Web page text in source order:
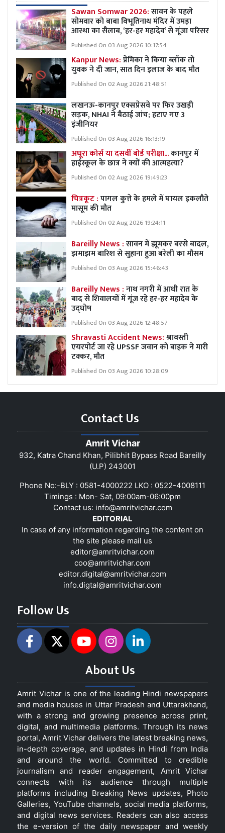
Sawan Somwar 2026:सावन के पहले
सोमवार को बाबा विभूतिनाथ मंदिर में उमड़ा
आस्था का सैलाब, ‘हर-हर महादेव’ से गूंजा परिसर
Published On 03 Aug 2026 10:17:54
Kanpur News:प्रेमिका ने किया ब्लॉक तो
युवक ने दी जान, सात दिन इलाज के बाद मौत
Published On 02 Aug 2026 21:48:51
लखनऊ-कानपुर एक्सप्रेसवे पर फिर उखड़ी
सड़क, NHAI ने बैठाई जांच; हटाए गए 3
इंजीनियर
Published On 03 Aug 2026 16:13:19
अधूरा कोर्स या दसवीं बोर्ड परीक्षा...कानपुर में
हाईस्कूल के छात्र ने क्यों की आत्महत्या?
Published On 02 Aug 2026 19:49:23
चित्रकूट :पागल कुत्ते के हमले में घायल इकलौते
मासूम की मौत
Published On 02 Aug 2026 19:24:11
Bareilly News :सावन में झूमकर बरसे बादल,
झमाझम बारिश से सुहाना हुआ बरेली का मौसम
Published On 03 Aug 2026 15:46:43
Bareilly News :नाथ नगरी में आधी रात के
बाद से शिवालयों में गूंज रहे हर-हर महादेव के
उद्घोष
Published On 03 Aug 2026 12:48:57
Shravasti Accident News:श्रावस्ती
एयरपोर्ट जा रहे UPSSF जवान को बाइक ने मारी
टक्कर, मौत
Published On 03 Aug 2026 10:28:09
Contact Us
Amrit Vichar
932, Katra Chand Khan, Pilibhit Bypass Road Bareilly
(U.P) 243001
Phone No:-BLY : 0581-4000222 LKO : 0522-4008111
Timings : Mon- Sat, 09:00am-06:00pm
Contact us: info@amritvichar.com
EDITORIAL
In case of any information regarding the content on
the site please mail us
editor@amritvichar.com
coo@amritvichar.com
editor.digital@amritvichar.com
info.digtal@amritvichar.com
Follow Us
About Us
Amrit Vichar is one of the leading Hindi newspapers
and media houses in Uttar Pradesh and Uttarakhand,
with a strong and growing presence across print,
digital, and multimedia platforms. Through its news
portal, Amrit Vichar delivers the latest breaking news,
in-depth coverage, and updates in Hindi from India
and around the world. Committed to credible
journalism and reader engagement, Amrit Vichar
connects with its audience through multiple
platforms including Breaking News updates, Photo
Galleries, YouTube channels, social media platforms,
and digital news services. Readers can also access
the e-version of the daily newspaper and weekly